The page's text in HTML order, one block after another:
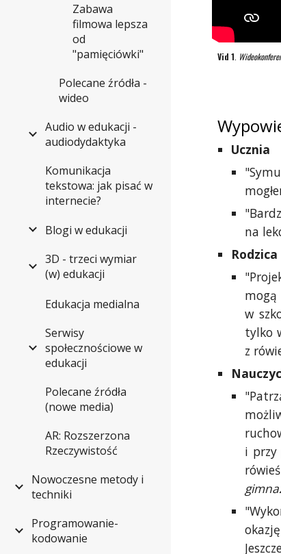
Zabawa
filmowa lepsza
od
"pamięciówki"
Polecane źródła -
wideo
Audio w edukacji -
audiodydaktyka
Komunikacja
tekstowa: jak pisać w
internecie?
Blogi w edukacji
3D - trzeci wymiar
(w) edukacji
Edukacja medialna
Serwisy
społecznościowe w
edukacji
Polecane źródła
(nowe media)
AR: Rozszerzona
Rzeczywistość
Nowoczesne metody i
techniki
Programowanie-
kodowanie
Vid 1
Ucznia
na
Rodzica
mogą
w
tylko
z
i przy